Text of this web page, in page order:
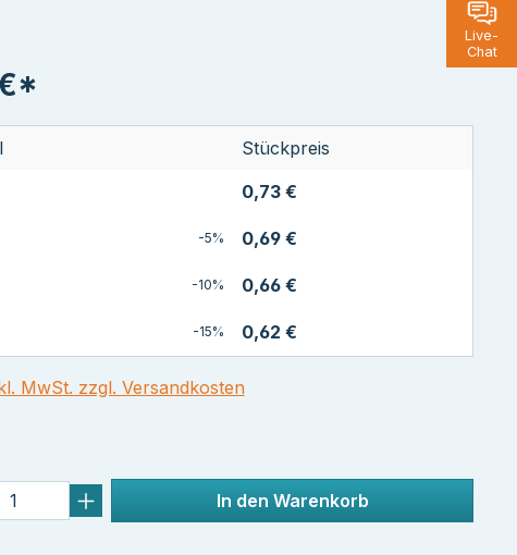
Live-
Chat
Stückpreis
0,73 €
-5% 0,69 €
-10% 0,66 €
-15% 0,62 €
MwSt. zzgl. Versandkosten
In den Warenkorb